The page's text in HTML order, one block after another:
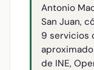
Antonio
San Juan,
9 servicios
de INE,